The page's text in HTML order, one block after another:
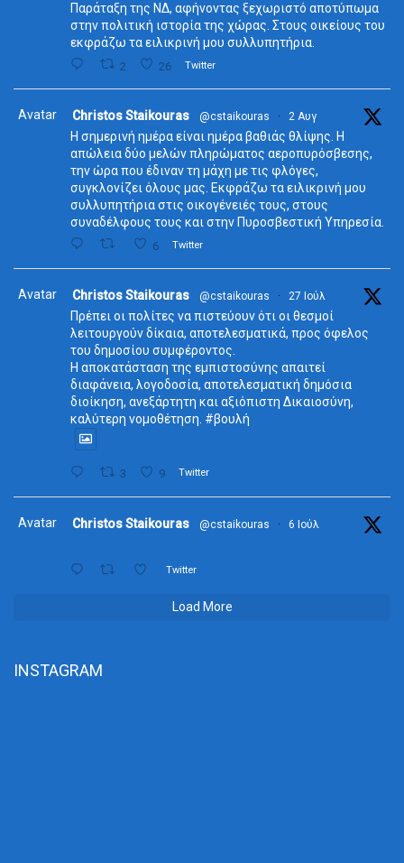
Παράταξη της ΝΔ, αφήνοντας ξεχωριστό αποτύπωμα
στην πολιτική ιστορία της χώρας. Στους οικείους του
εκφράζω τα ειλικρινή μου συλλυπητήρια.
2 26 Twitter
Avatar Christos Staikouras @cstaikouras · 2 Αυγ
Η σημερινή ημέρα είναι ημέρα βαθιάς θλίψης. Η
απώλεια δύο μελών πληρώματος αεροπυρόσβεσης,
την ώρα που έδιναν τη μάχη με τις φλόγες,
συγκλονίζει όλους μας. Εκφράζω τα ειλικρινή μου
συλλυπητήρια στις οικογένειές τους, στους
συναδέλφους τους και στην Πυροσβεστική Υπηρεσία.
6 Twitter
Avatar Christos Staikouras @cstaikouras · 27 Ιούλ
Πρέπει οι πολίτες να πιστεύουν ότι οι θεσμοί
λειτουργούν δίκαια, αποτελεσματικά, προς όφελος
του δημοσίου συμφέροντος.
Η αποκατάσταση της εμπιστοσύνης απαιτεί
διαφάνεια, λογοδοσία, αποτελεσματική δημόσια
διοίκηση, ανεξάρτητη και αξιόπιστη Δικαιοσύνη,
καλύτερη νομοθέτηση. #βουλή
3 9 Twitter
Avatar Christos Staikouras @cstaikouras · 6 Ιούλ
Twitter
Load More
INSTAGRAM